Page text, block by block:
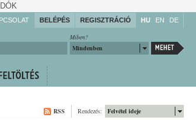
BELÉPÉS REGISZTRÁCIÓ HU EN DE
Miben?
Mindenben
Felvétel ideje
Rendezés:
RSS